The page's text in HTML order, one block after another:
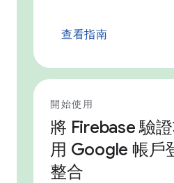
查看指南
開始使用
將 Firebase 驗
用 Google 帳戶
整合